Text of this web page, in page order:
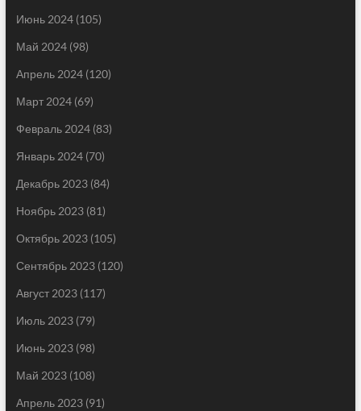
Июнь 2024(105)
Май 2024(98)
Апрель 2024(120)
Март 2024(69)
Февраль 2024(83)
Январь 2024(70)
Декабрь 2023(84)
Ноябрь 2023(81)
Октябрь 2023(105)
Сентябрь 2023(120)
Август 2023(117)
Июль 2023(79)
Июнь 2023(98)
Май 2023(108)
Апрель 2023(91)